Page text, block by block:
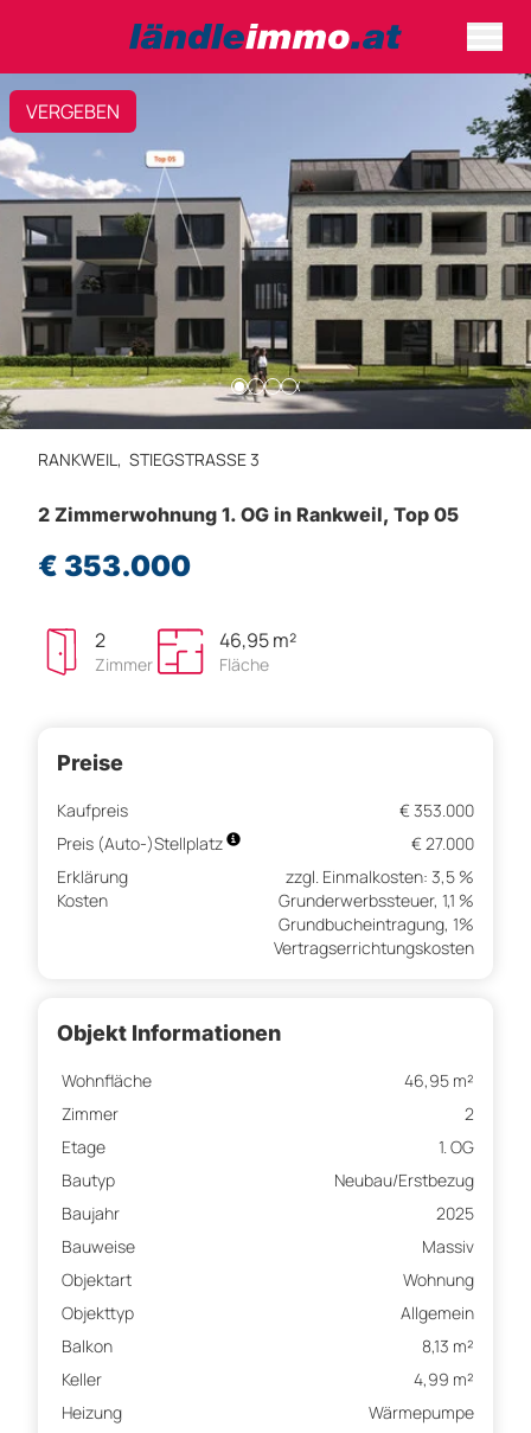
VERGEBEN
RANKWEIL, STIEGSTRASSE 3
2 Zimmerwohnung 1. OG in Rankweil, Top 05
€ 353.000
2
Zimmer
46,95 m²
Fläche
Preise
Kaufpreis
€ 353.000
Preis (Auto-)Stellplatz
€ 27.000
Erklärung
Kosten
zzgl. Einmalkosten: 3,5 %
Grunderwerbssteuer, 1,1 %
Grundbucheintragung, 1%
Vertragserrichtungskosten
Objekt Informationen
Wohnfläche
46,95 m²
Zimmer
2
Etage
1. OG
Bautyp
Neubau/Erstbezug
Baujahr
2025
Bauweise
Massiv
Objektart
Wohnung
Objekttyp
Allgemein
Balkon
8,13 m²
Keller
4,99 m²
Heizung
Wärmepumpe